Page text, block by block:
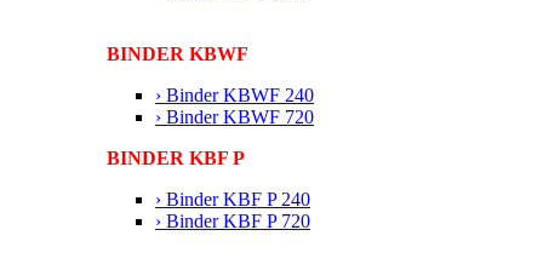
BINDER KBWF
› Binder KBWF 240
› Binder KBWF 720
BINDER KBF P
› Binder KBF P 240
› Binder KBF P 720